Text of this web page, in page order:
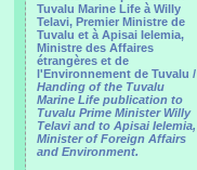
Tuvalu Marine Life à Willy
Telavi, Premier Ministre de
Tuvalu et à Apisai Ielemia,
Ministre des Affaires
étrangères et de
l'Environnement de Tuvalu /
Handing of the Tuvalu
Marine Life publication to
Tuvalu Prime Minister Willy
Telavi and to Apisai Ielemia,
Minister of Foreign Affairs
and Environment.